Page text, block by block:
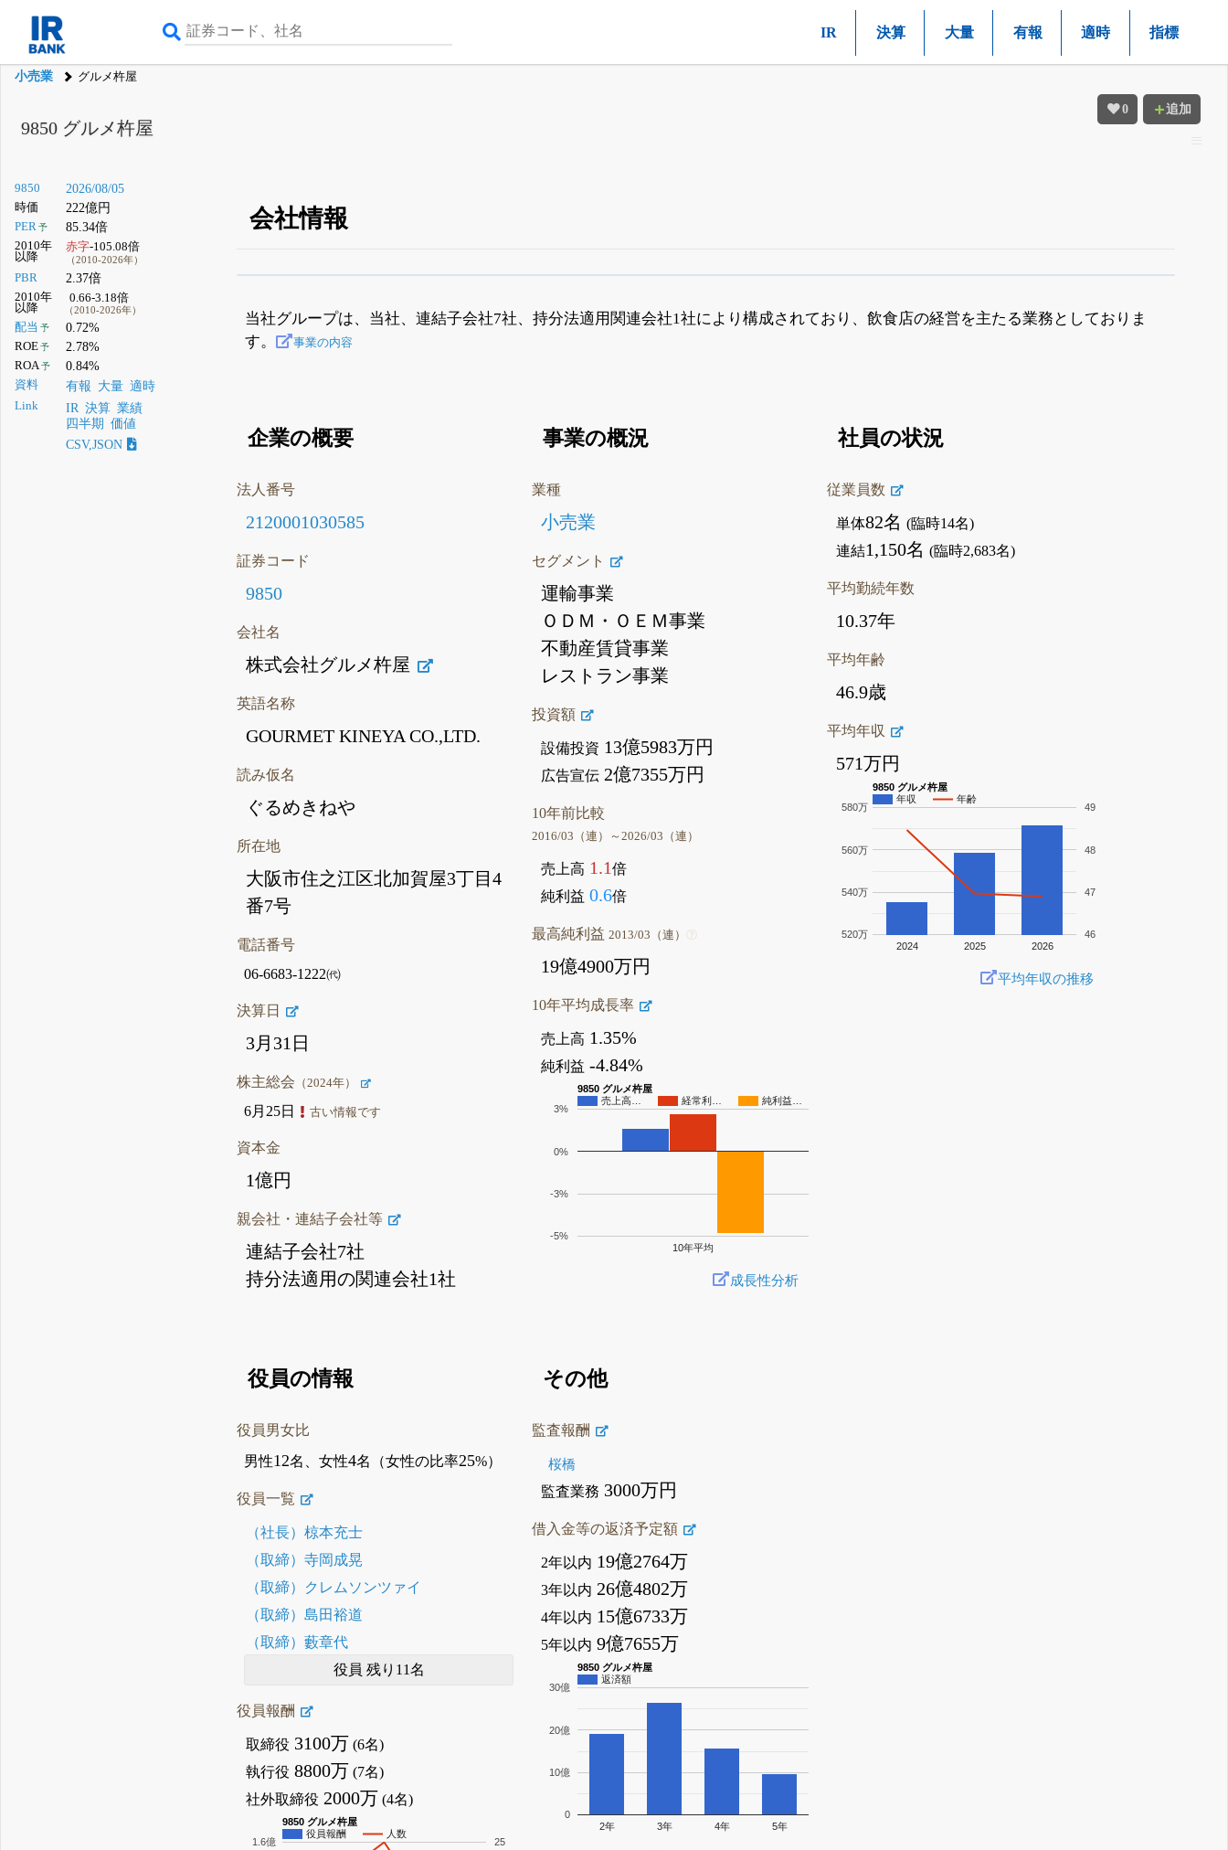
IR 決算 大量 有報 適時 指標
小売業 グルメ杵屋
0 追加
9850 グルメ杵屋
9850 2026/08/05
時価 222億円
PER予 85.34倍
2010年
以降
赤字-105.08倍
（2010-2026年）
PBR 2.37倍
2010年
以降
0.66-3.18倍
（2010-2026年）
配当 予 0.72%
ROE予 2.78%
ROA 予 0.84%
資料 有報 大量 適時
Link IR 決算 業績
四半期 価値
CSV,JSON
会社情報
無料でβ版をはじめる
登録すると永久30%OFFと米株版の先行利用も付きます
当社グループは、当社、連結子会社7社、持分法適用関連会社1社により構成されており、飲食店の経営を主たる業務としておりま
す。
事業の内容
企業の概要
法人番号
2120001030585
証券コード
9850
会社名
株式会社グルメ杵屋
英語名称
GOURMET KINEYA CO.,LTD.
読み仮名
ぐるめきねや
所在地
大阪市住之江区北加賀屋3丁目4
番7号
電話番号
06-6683-1222㈹
決算日
3月31日
株主総会 （2024年）
6月25日 古い情報です
資本金
1億円
親会社・連結子会社等
連結子会社7社
持分法適用の関連会社1社
事業の概況
業種
小売業
セグメント
運輸事業
ＯＤＭ・ＯＥＭ事業
不動産賃貸事業
レストラン事業
投資額
設備投資 13億5983万円
広告宣伝 2億7355万円
10年前比較
2016/03（連）～2026/03（連）
売上高 1.1倍
純利益 0.6倍
最高純利益2013/03（連）
19億4900万円
10年平均成長率
売上高 1.35%
純利益 -4.84%
9850 グルメ杵屋
売上高…
経常利… 純利益…
10年平均
-5%
-3%
0%
3%
成長性分析
社員の状況
従業員数
単体82名(臨時14名)
連結1,150名(臨時2,683名)
平均勤続年数
10.37年
平均年齢
46.9歳
平均年収
571万円
9850 グルメ杵屋
年収
年齢
2024 2025 2026
520万
540万
560万
580万
46
47
48
49
平均年収の推移
役員の情報
役員男女比
男性12名、女性4名（女性の比率25%）
役員一覧
（社長）椋本充士
（取締）寺岡成晃
（取締）クレムソンツァイ
（取締）島田裕道
（取締）藪章代
役員 残り11名
役員報酬
取締役 3100万 (6名)
執行役 8800万 (7名)
社外取締役 2000万 (4名)
9850 グルメ杵屋
役員報酬
人数
1.6億 25
その他
監査報酬
桜橋
監査業務 3000万円
借入金等の返済予定額
2年以内 19億2764万
3年以内 26億4802万
4年以内 15億6733万
5年以内 9億7655万
9850 グルメ杵屋
返済額
2年 3年 4年 5年
0
10億
20億
30億